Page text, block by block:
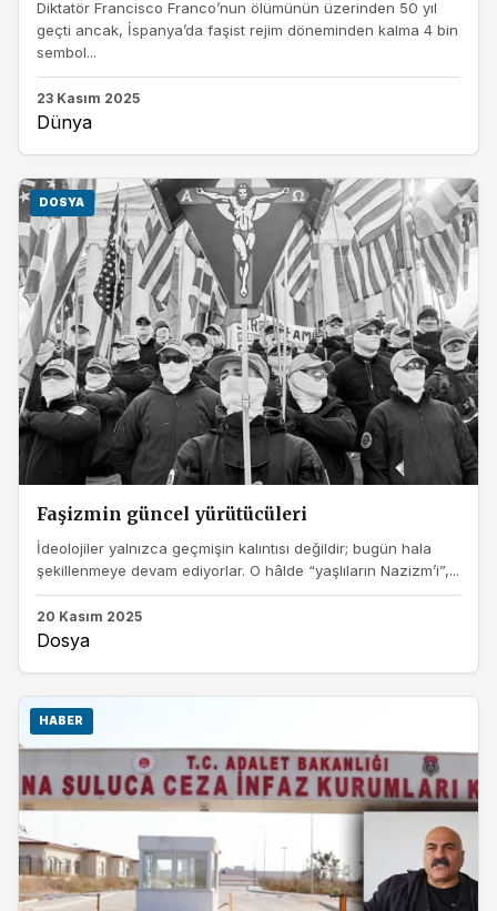
Diktatör Francisco Franco’nun ölümünün üzerinden 50 yıl
geçti ancak, İspanya’da faşist rejim döneminden kalma 4 bin
sembol...
23 Kasım 2025
Dünya
DOSYA
Faşizmin güncel yürütücüleri
İdeolojiler yalnızca geçmişin kalıntısı değildir; bugün hala
şekillenmeye devam ediyorlar. O hâlde “yaşlıların Nazizm’i”,...
20 Kasım 2025
Dosya
HABER